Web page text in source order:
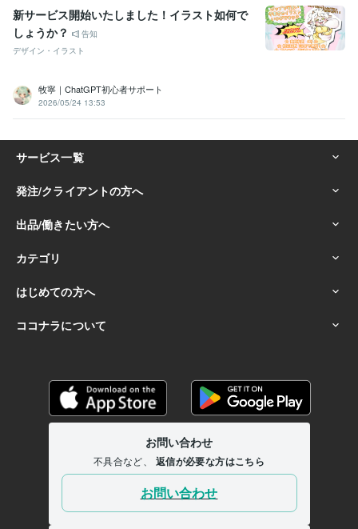
新サービス開始いたしました！イラスト如何で
しょうか？
告知
デザイン・イラスト
牧寧｜ChatGPT初心者サポート
2026/05/24 13:53